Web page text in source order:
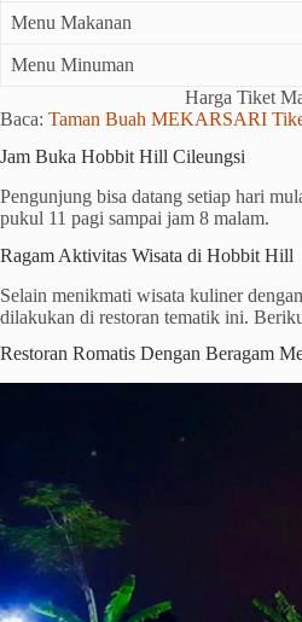
Menu Makanan
Menu Minuman
Harga Tiket
Baca: Taman Buah MEKARSARI
Jam Buka Hobbit Hill Cileungsi
Pengunjung bisa datang setiap hari
pukul 11 pagi sampai jam 8 malam.
Ragam Aktivitas Wisata di Hobbit Hill
Selain menikmati wisata kuliner
dilakukan di restoran tematik ini.
Restoran Romatis Dengan Beragam